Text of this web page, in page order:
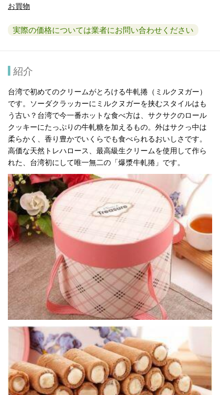
お買物
実際の価格については業者にお問い合わせください
紹介
台湾で初めてのクリームがとろける牛軋捲（ミルクヌガー）
です。ソーダクラッカーにミルクヌガーを挟むスタイルはも
う古い？台湾で今一番ホットな食べ方は、サクサクのロール
クッキーにたっぷりの牛軋糖を加えるもの。外はサクっ中は
柔らかく、香り豊かでいくらでも食べられるおいしさです。
高価な天然トレハロース、最高級生クリームを使用して作ら
れた、台湾初にして唯一無二の「爆漿牛軋捲」です。